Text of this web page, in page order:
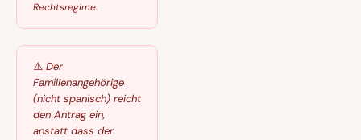
Rechtsregime.
⚠️ Der
Familienangehörige
(nicht spanisch) reicht
den Antrag ein,
anstatt dass der